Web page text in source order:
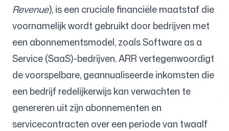
Helpcentrum
Gratis hulpmiddelen
Revenue), is een cruciale financiële maatstaf die
voornamelijk wordt gebruikt door bedrijven met
een abonnementsmodel, zoals Software as a
Service (SaaS)-bedrijven. ARR vertegenwoordigt
de voorspelbare, geannualiseerde inkomsten die
een bedrijf redelijkerwijs kan verwachten te
genereren uit zijn abonnementen en
servicecontracten over een periode van twaalf